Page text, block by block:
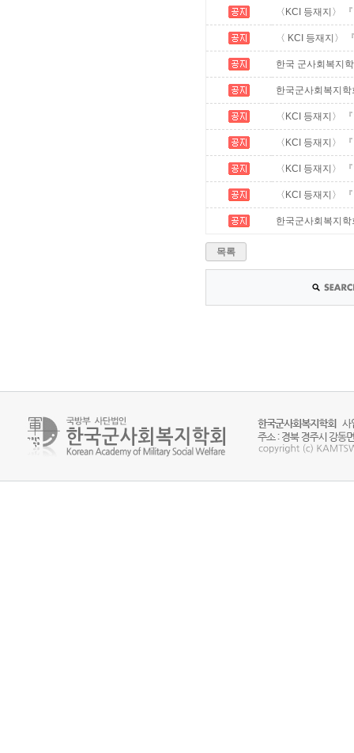
〈KCI 등재지〉
〈 KCI 등재지〉
한국 군사회복지
한국군사회복지
〈KCI 등재지〉
〈KCI 등재지〉
〈KCI 등재지〉
〈KCI 등재지〉
한국군사회복지
목록